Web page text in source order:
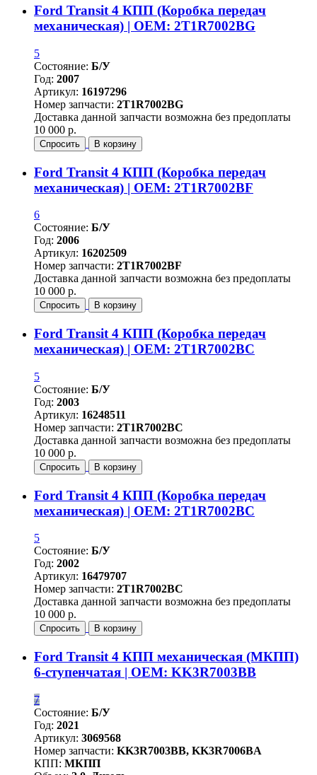
Ford Transit 4 КПП (Коробка передач
механическая) | OEM: 2T1R7002BG
5
Состояние: Б/У
Год: 2007
Артикул: 16197296
Номер запчасти: 2T1R7002BG
Доставка данной запчасти возможна без предоплаты
10 000 р.
Спросить В корзину
Ford Transit 4 КПП (Коробка передач
механическая) | OEM: 2T1R7002BF
6
Состояние: Б/У
Год: 2006
Артикул: 16202509
Номер запчасти: 2T1R7002BF
Доставка данной запчасти возможна без предоплаты
10 000 р.
Спросить В корзину
Ford Transit 4 КПП (Коробка передач
механическая) | OEM: 2T1R7002BC
5
Состояние: Б/У
Год: 2003
Артикул: 16248511
Номер запчасти: 2T1R7002BC
Доставка данной запчасти возможна без предоплаты
10 000 р.
Спросить В корзину
Ford Transit 4 КПП (Коробка передач
механическая) | OEM: 2T1R7002BC
5
Состояние: Б/У
Год: 2002
Артикул: 16479707
Номер запчасти: 2T1R7002BC
Доставка данной запчасти возможна без предоплаты
10 000 р.
Спросить В корзину
Ford Transit 4 КПП механическая (МКПП)
6-ступенчатая | OEM: KK3R7003BB
7
Состояние: Б/У
Год: 2021
Артикул: 3069568
Номер запчасти: KK3R7003BB, KK3R7006BA
КПП: МКПП